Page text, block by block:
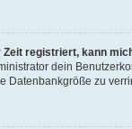
registriert, kann
dein
Datenbankgröße zu